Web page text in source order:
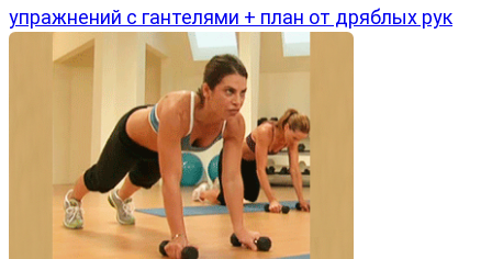
упражнений с гантелями + план от дряблых рук